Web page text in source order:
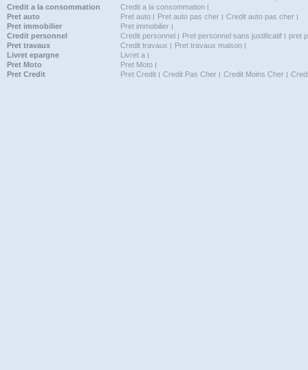
Credit a la consommation
Credit a la consommation
Pret auto
Pret auto Pret auto pas cher
Credit auto pas cher
Pret immobilier
Pret immobilier
Credit personnel
Credit personnel Pret personnel sans justificatif
pret
Pret travaux
Credit travaux
Pret travaux maison
Livret epargne
Livret a
Pret Moto
Pret Moto
Pret Credit
Pret Credit Credit Pas Cher Credit Moins Cher